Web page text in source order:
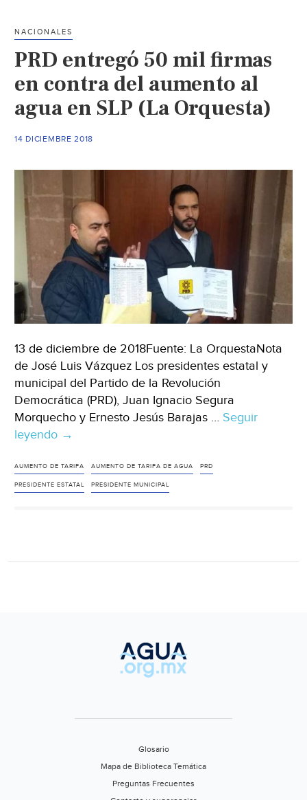
AMLO
atender
infraestructura
(Milenio)
NACIONALES
PRD entregó 50 mil firmas
en contra del aumento al
agua en SLP (La Orquesta)
14 DICIEMBRE 2018
13 de diciembre de 2018Fuente: La OrquestaNota
de José Luis Vázquez Los presidentes estatal y
municipal del Partido de la Revolución
Democrática (PRD), Juan Ignacio Segura
Morquecho y Ernesto Jesús Barajas … Seguir
leyendo PRD
50
mil
→
AUMENTO DE TARIFA AUMENTO DE TARIFA DE AGUA PRD
PRESIDENTE ESTATAL PRESIDENTE MUNICIPAL
Glosario
Mapa de Biblioteca Temática
Preguntas Frecuentes